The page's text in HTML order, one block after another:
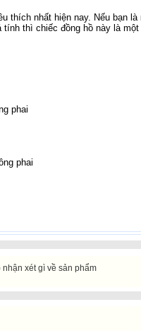
thích nhất hiện nay. Nếu bạn
thì chiếc đồng hồ này là
phai
phai
nhận xét gì về sản phẩm